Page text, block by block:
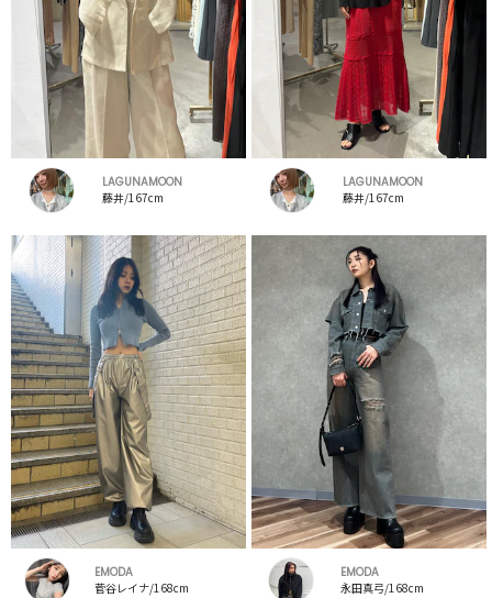
LAGUNAMOON
藤井/167cm
LAGUNAMOON
藤井/167cm
EMODA
菅谷レイナ/168cm
EMODA
永田真弓/168cm